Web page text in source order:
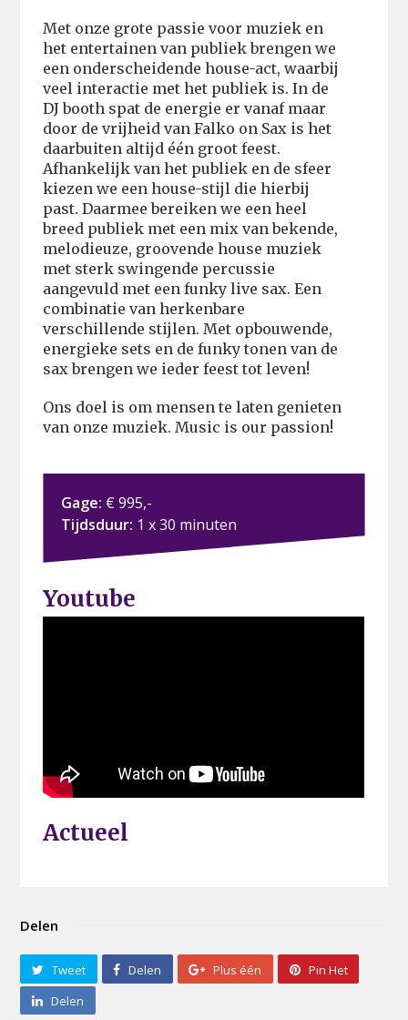
Met onze grote passie voor muziek en
het entertainen van publiek brengen we
een onderscheidende house-act, waarbij
veel interactie met het publiek is. In de
DJ booth spat de energie er vanaf maar
door de vrijheid van Falko on Sax is het
daarbuiten altijd één groot feest.
Afhankelijk van het publiek en de sfeer
kiezen we een house-stijl die hierbij
past. Daarmee bereiken we een heel
breed publiek met een mix van bekende,
melodieuze, groovende house muziek
met sterk swingende percussie
aangevuld met een funky live sax. Een
combinatie van herkenbare
verschillende stijlen. Met opbouwende,
energieke sets en de funky tonen van de
sax brengen we ieder feest tot leven!
Ons doel is om mensen te laten genieten
van onze muziek. Music is our passion!
Gage: € 995,-
Tijdsduur: 1 x 30 minuten
Youtube
Actueel
Delen
Tweet Delen Plus één
Pin Het
Delen